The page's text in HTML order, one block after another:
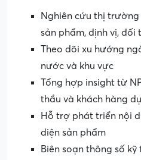
Nghiên cứu thị
sản phẩm, định vị,
Theo dõi xu hướng
nước và khu vực
Tổng hợp insight từ
thầu và khách hàng
Hỗ trợ phát triển nội
diện sản phẩm
Biên soạn thông số